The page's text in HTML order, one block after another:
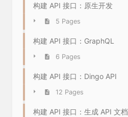
构建 API 接口：原生开发
5 Pages
构建 API 接口：GraphQL
6 Pages
构建 API 接口：Dingo API
12 Pages
构建 API 接口：生成 API 文档